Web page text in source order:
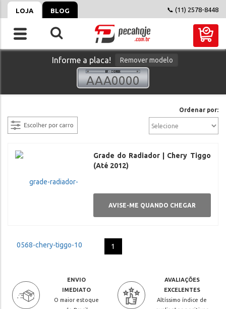
LOJA BLOG 📞 (11) 2578-8448
Informe a placa! Remover modelo
Ordenar por:
Grade do Radiador | Chery Tiggo
(Até 2012)
AVISE-ME QUANDO CHEGAR
1
ENVIO
IMEDIATO
O maior estoque
AVALIAÇÕES
EXCELENTES
Altíssimo índice de